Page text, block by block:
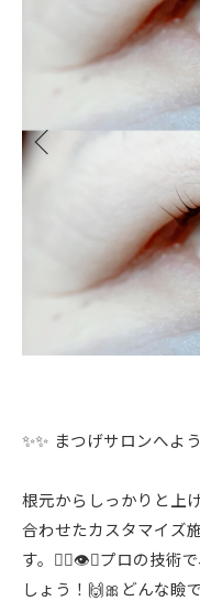
✨✨ まつげサロンへよ
根元からしっかりと上
合わせたカスタマイズ
す。💁‍♀️👁️✨プロの技術
しょう！🙌🎀どんな瞼